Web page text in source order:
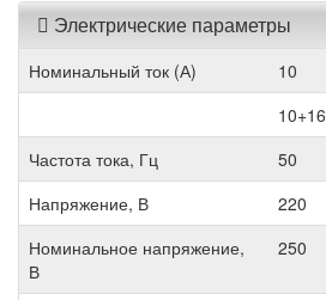
Электрические параметры
Номинальный ток (А)
10
10+16
Частота тока, Гц
50
Напряжение, В
220
Номинальное напряжение,
В
250